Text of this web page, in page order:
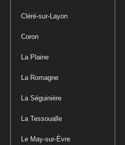
Cléré-sur-Layon
Coron
La Plaine
La Romagne
La Séguinière
La Tessoualle
Le May-sur-Èvre